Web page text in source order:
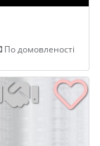
По домовленості